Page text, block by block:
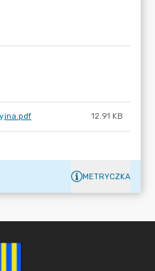
12.91 KB
METRYCZKA